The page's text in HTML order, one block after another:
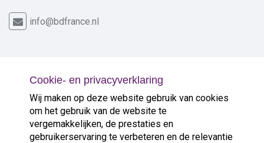
Cookie- en privacyverklaring
Wij maken op deze website gebruik van cookies
om het gebruik van de website te
vergemakkelijken, de prestaties en
gebruikerservaring te verbeteren en de relevantie
info@bdfrance.nl
Nieuw in de verkoop
Gelegen op heuvel met schitterende ...